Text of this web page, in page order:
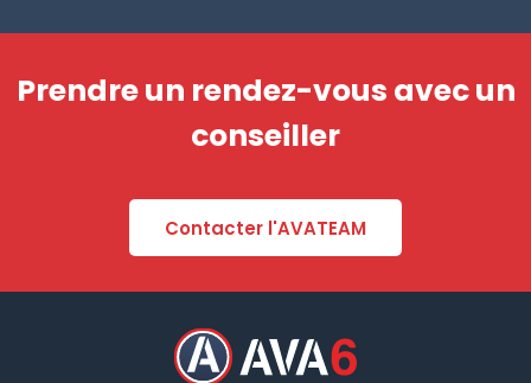
Prendre un rendez-vous avec un
conseiller
Contacter l'AVATEAM